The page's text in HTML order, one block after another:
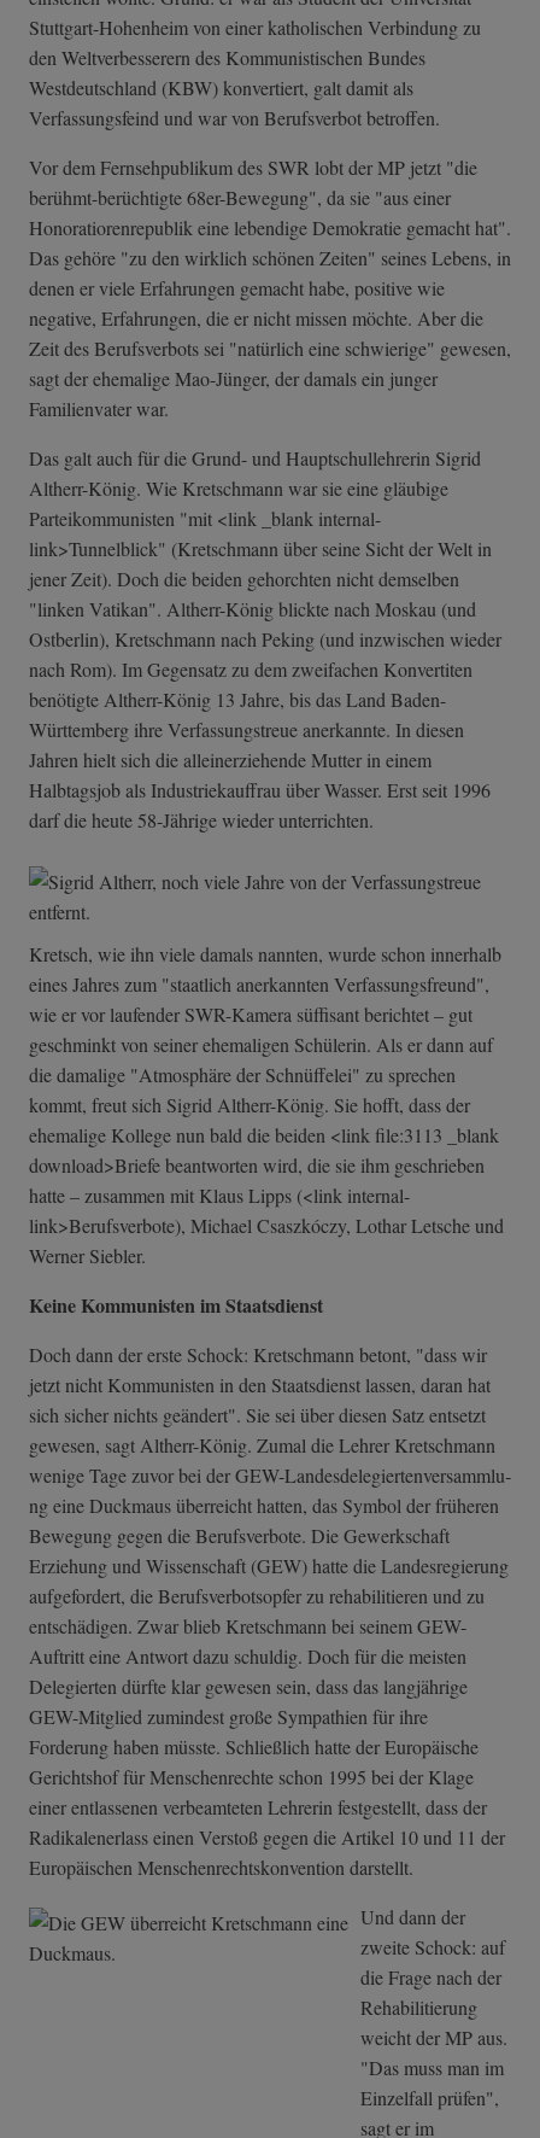
Stuttgart-Hohenheim von einer katholischen Verbindung zu
den Weltverbesserern des Kommunistischen Bundes
Westdeutschland (KBW) konvertiert, galt damit als
Verfassungsfeind und war von Berufsverbot betroffen.
Vor dem Fernsehpublikum des SWR lobt der MP jetzt "die
berühmt-berüchtigte 68er-Bewegung", da sie "aus einer
Honoratiorenrepublik eine lebendige Demokratie gemacht hat".
Das gehöre "zu den wirklich schönen Zeiten" seines Lebens, in
denen er viele Erfahrungen gemacht habe, positive wie
negative, Erfahrungen, die er nicht missen möchte. Aber die
Zeit des Berufsverbots sei "natürlich eine schwierige" gewesen,
sagt der ehemalige Mao-Jünger, der damals ein junger
Familienvater war.
Das galt auch für die Grund- und Hauptschullehrerin Sigrid
Altherr-König. Wie Kretschmann war sie eine gläubige
Parteikommunisten "mit <link _blank internal-
link>Tunnelblick" (Kretschmann über seine Sicht der Welt in
jener Zeit). Doch die beiden gehorchten nicht demselben
"linken Vatikan". Altherr-König blickte nach Moskau (und
Ostberlin), Kretschmann nach Peking (und inzwischen wieder
nach Rom). Im Gegensatz zu dem zweifachen Konvertiten
benötigte Altherr-König 13 Jahre, bis das Land Baden-
Württemberg ihre Verfassungstreue anerkannte. In diesen
Jahren hielt sich die alleinerziehende Mutter in einem
Halbtagsjob als Industriekauffrau über Wasser. Erst seit 1996
darf die heute 58-Jährige wieder unterrichten.
Kretsch, wie ihn viele damals nannten, wurde schon innerhalb
eines Jahres zum "staatlich anerkannten Verfassungsfreund",
wie er vor laufender SWR-Kamera süffisant berichtet – gut
geschminkt von seiner ehemaligen Schülerin. Als er dann auf
die damalige "Atmosphäre der Schnüffelei" zu sprechen
kommt, freut sich Sigrid Altherr-König. Sie hofft, dass der
ehemalige Kollege nun bald die beiden <link file:3113 _blank
download>Briefe beantworten wird, die sie ihm geschrieben
hatte – zusammen mit Klaus Lipps (<link internal-
link>Berufsverbote), Michael Csaszkóczy, Lothar Letsche und
Werner Siebler.
Keine Kommunisten im Staatsdienst
Doch dann der erste Schock: Kretschmann betont, "dass wir
jetzt nicht Kommunisten in den Staatsdienst lassen, daran hat
sich sicher nichts geändert". Sie sei über diesen Satz entsetzt
gewesen, sagt Altherr-König. Zumal die Lehrer Kretschmann
wenige Tage zuvor bei der GEW-Landesdeleg­iertenversammlu­
ng eine Duckmaus überreicht hatten, das Symbol der früheren
Bewegung gegen die Berufsverbote. Die Gewerkschaft
Erziehung und Wissenschaft (GEW) hatte die Landesregierung
aufgefordert, die Berufsverbotsopfer zu rehabilitieren und zu
entschädigen. Zwar blieb Kretschmann bei seinem GEW-
Auftritt eine Antwort dazu schuldig. Doch für die meisten
Delegierten dürfte klar gewesen sein, dass das langjährige
GEW-Mitglied zumindest große Sympathien für ihre
Forderung haben müsste. Schließlich hatte der Europäische
Gerichtshof für Menschenrechte schon 1995 bei der Klage
einer entlassenen verbeamteten Lehrerin festgestellt, dass der
Radikalenerlass einen Verstoß gegen die Artikel 10 und 11 der
Europäischen Menschenrechtskonvention darstellt.
Und dann der
zweite Schock: auf
die Frage nach der
Rehabilitierung
weicht der MP aus.
"Das muss man im
Einzelfall prüfen",
sagt er im